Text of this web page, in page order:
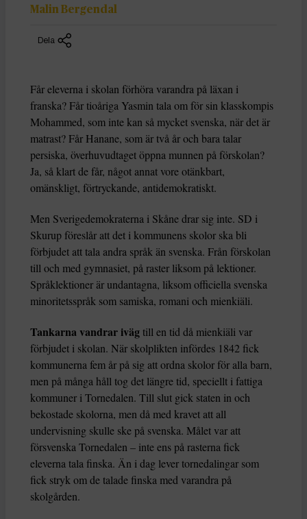
Malin Bergendal
Dela
Får eleverna i skolan förhöra varandra på läxan i
franska? Får tioåriga Yasmin tala om för sin klasskompis
Mohammed, som inte kan så mycket svenska, när det är
matrast? Får Hanane, som är två år och bara talar
persiska, överhuvudtaget öppna munnen på förskolan?
Ja, så klart de får, något annat vore otänkbart,
omänskligt, förtryckande, antidemokratiskt.
Men Sverigedemokraterna i Skåne drar sig inte. SD i
Skurup föreslår att det i kommunens skolor ska bli
förbjudet att tala andra språk än svenska. Från förskolan
till och med gymnasiet, på raster liksom på lektioner.
Språklektioner är undantagna, liksom officiella svenska
minoritetsspråk som samiska, romani och mienkiäli.
Tankarna vandrar ivägtill en tid då mienkiäli var
förbjudet i skolan. När skolplikten infördes 1842 fick
kommunerna fem år på sig att ordna skolor för alla barn,
men på många håll tog det längre tid, speciellt i fattiga
kommuner i Tornedalen. Till slut gick staten in och
bekostade skolorna, men då med kravet att all
undervisning skulle ske på svenska. Målet var att
försvenska Tornedalen – inte ens på rasterna fick
eleverna tala finska. Än i dag lever tornedalingar som
fick stryk om de talade finska med varandra på
skolgården.